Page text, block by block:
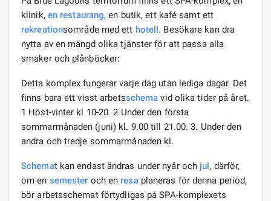
klinik, en restaurang, en butik, ett kafé samt ett
rekreationsområde med ett hotell. Besökare kan dra
nytta av en mängd olika tjänster för att passa alla
smaker och plånböcker:
Detta komplex fungerar varje dag utan lediga dagar. Det
finns bara ett visst arbetsschema vid olika tider på året.
1 Höst-vinter kl 10-20. 2 Under den första
sommarmånaden (juni) kl. 9.00 till 21.00. 3. Under den
andra och tredje sommarmånaden kl.
Schemat kan endast ändras under nyår och jul, därför,
om en semester och en resaplaneras för denna period,
bör arbetsschemat förtydligas på SPA-komplexets